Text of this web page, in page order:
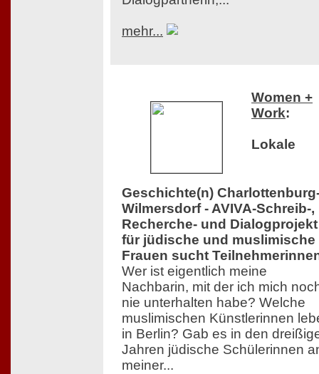
mehr...
Women +
Work:
Lokale
Geschichte(n)
Wilmersdorf - AVIVA-Schreib-,
Recherche- und Dialogprojekt
für jüdische und muslimische
Frauen sucht
Wer ist eigentlich meine
Nachbarin, mit der ich mich
nie unterhalten habe? Welche
muslimischen Künstlerinnen
in Berlin? Gab es in den
Jahren jüdische Schülerinnen
meiner...